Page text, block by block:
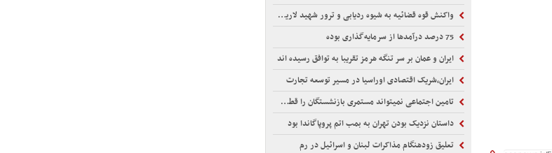
واکنش قوه قضائیه به شیوه ردیابی و ترور شهید لاریجانی
ایران و عمان بر سر تنگه هرمز تقریبا به توافق رسیده اند
ایران،شریک اقتصادی اوراسیا در مسیر توسعه تجارت
تامین اجتماعی نمیتواند مستمری بازنشستگان را قطع کند
داستان نزدیک بودن تهران به بمب اتم پروپاگاندا بود
تعلیق زودهنگام مذاکرات لبنان و اسرائیل در رم